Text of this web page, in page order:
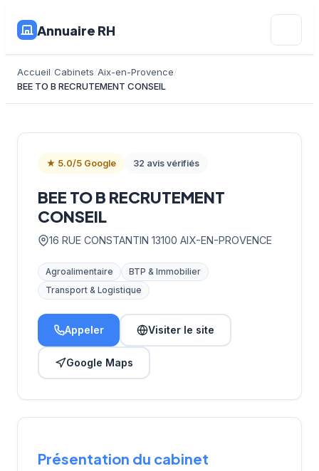
Annuaire RH
Accueil Cabinets Aix-en-Provence
BEE TO B RECRUTEMENT CONSEIL
★ 5.0/5 Google 32 avis vérifiés
BEE TO B RECRUTEMENT
CONSEIL
16 RUE CONSTANTIN 13100 AIX-EN-PROVENCE
Agroalimentaire
BTP & Immobilier
Transport & Logistique
Appeler Visiter le site
Google Maps
Présentation du cabinet